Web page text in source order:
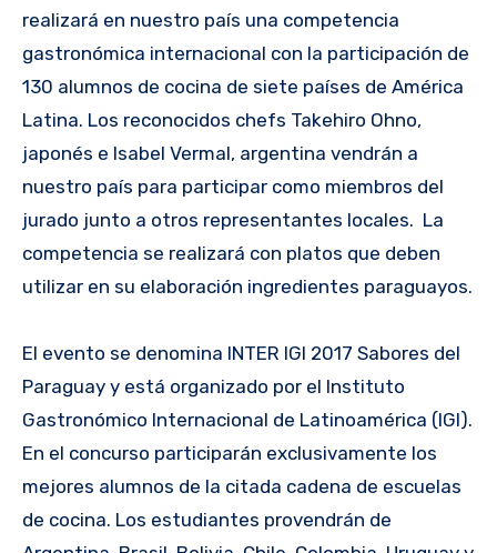
realizará en nuestro país una competencia
gastronómica internacional con la participación de
130 alumnos de cocina de siete países de América
Latina. Los reconocidos chefs Takehiro Ohno,
japonés e Isabel Vermal, argentina vendrán a
nuestro país para participar como miembros del
jurado junto a otros representantes locales. La
competencia se realizará con platos que deben
utilizar en su elaboración ingredientes paraguayos.
El evento se denomina INTER IGI 2017 Sabores del
Paraguay y está organizado por el Instituto
Gastronómico Internacional de Latinoamérica (IGI).
En el concurso participarán exclusivamente los
mejores alumnos de la citada cadena de escuelas
de cocina. Los estudiantes provendrán de